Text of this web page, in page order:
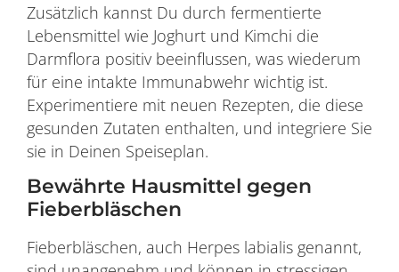
Zusätzlich kannst Du durch fermentierte
Lebensmittel wie Joghurt und Kimchi die
Darmflora positiv beeinflussen, was wiederum
für eine intakte Immunabwehr wichtig ist.
Experimentiere mit neuen Rezepten, die diese
gesunden Zutaten enthalten, und integriere Sie
sie in Deinen Speiseplan.
Bewährte Hausmittel gegen
Fieberbläschen
Fieberbläschen, auch Herpes labialis genannt,